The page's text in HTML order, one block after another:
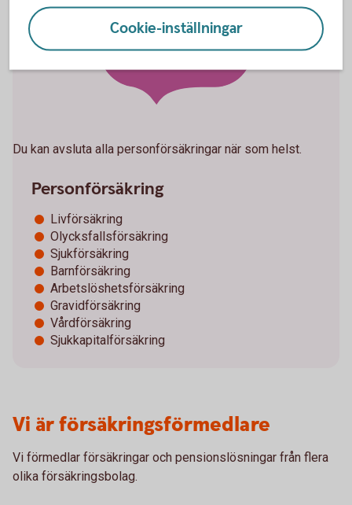
Personförsäkring
Livförsäkring
Olycksfallsförsäkring
Sjukförsäkring
Barnförsäkring
Arbetslöshetsförsäkring
Gravidförsäkring
Vårdförsäkring
Sjukkapitalförsäkring
Ingen
bindningstid
Du kan avsluta alla personförsäkringar när som helst.
Vi är försäkringsförmedlare
Vi förmedlar försäkringar och pensionslösningar från flera
olika försäkringsbolag.
Cookie-inställningar